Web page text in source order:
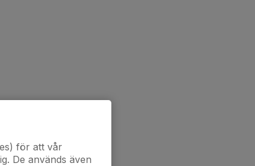
för att vår
De används även